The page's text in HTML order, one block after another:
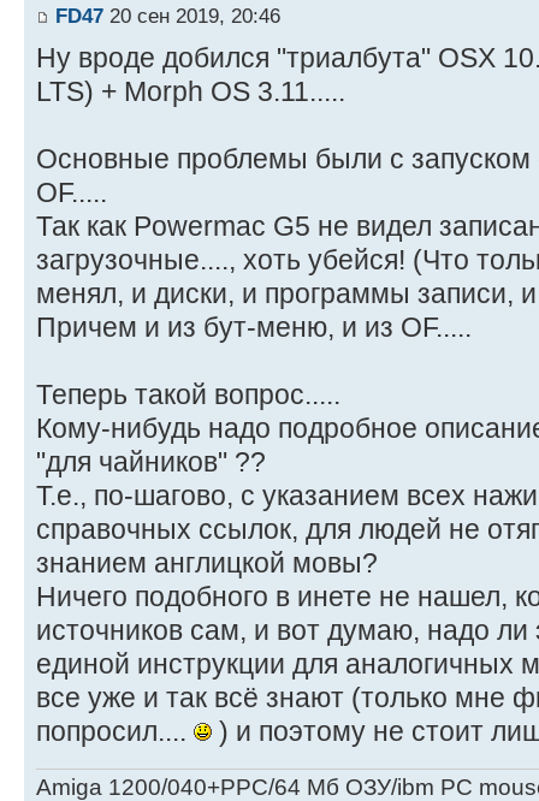
FD47 20 сен 2019, 20:46
Ну вроде добился "триалбута" OSX
LTS) + Morph OS 3.11.....
Основные проблемы были с
OF.....
Так как Powermac G5 не видел
загрузочные...., хоть убейся! (Что
менял, и диски, и программы записи,
Причем и из бут-меню, и из OF.....
Теперь такой вопрос.....
Кому-нибудь надо подробное
"для чайников" ??
Т.е., по-шагово, с указанием всех
справочных ссылок, для людей не
знанием англицкой мовы?
Ничего подобного в инете не нашел,
источников сам, и вот думаю, надо
единой инструкции для аналогичных
все уже и так всё знают (только мне
попросил....
) и поэтому не стоит
Amiga 1200/040+PPC/64 Мб ОЗУ/ibm PC